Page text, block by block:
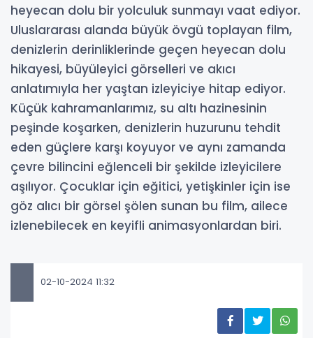
heyecan dolu bir yolculuk sunmayı vaat ediyor.
Uluslararası alanda büyük övgü toplayan film,
denizlerin derinliklerinde geçen heyecan dolu
hikayesi, büyüleyici görselleri ve akıcı
anlatımıyla her yaştan izleyiciye hitap ediyor.
Küçük kahramanlarımız, su altı hazinesinin
peşinde koşarken, denizlerin huzurunu tehdit
eden güçlere karşı koyuyor ve aynı zamanda
çevre bilincini eğlenceli bir şekilde izleyicilere
aşılıyor. Çocuklar için eğitici, yetişkinler için ise
göz alıcı bir görsel şölen sunan bu film, ailece
izlenebilecek en keyifli animasyonlardan biri.
02-10-2024 11:32